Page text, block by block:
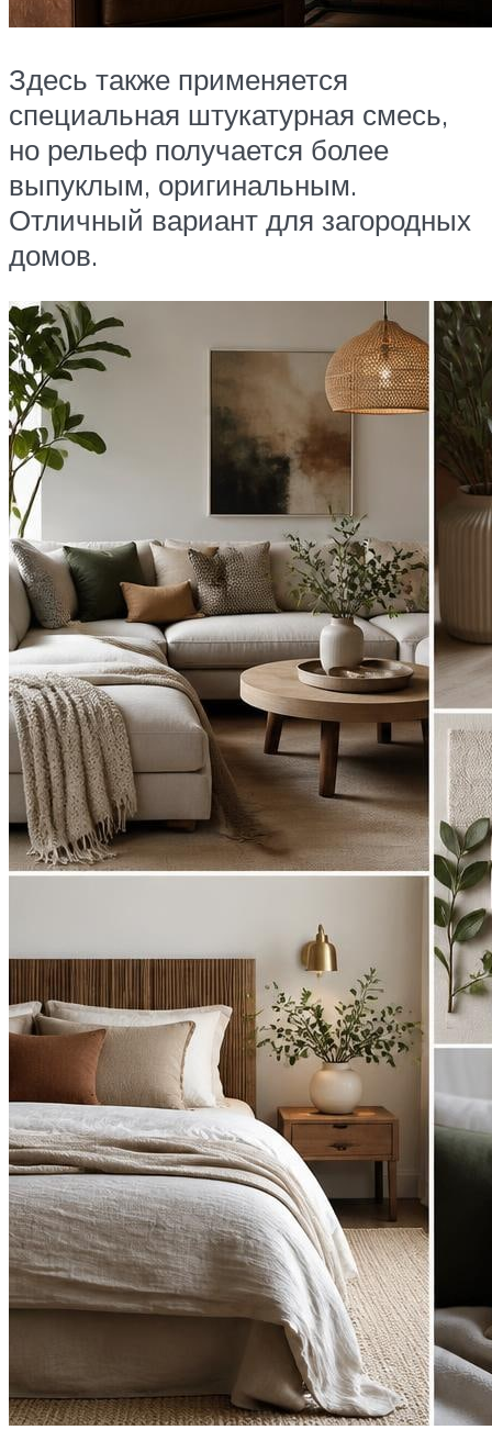
Здесь также применяется
специальная штукатурная смесь,
но рельеф получается более
выпуклым, оригинальным.
Отличный вариант для загородных
домов.